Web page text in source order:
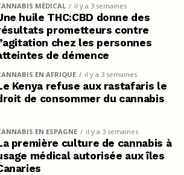
MÉDICAL il y a 3 semaines
huile THC:CBD donne des
prometteurs contre
chez les personnes
de démence
EN AFRIQUE il y a 3 semaines
Kenya refuse aux rastafaris le
de consommer du cannabis
EN ESPAGNE il y a 3 semaines
première culture de cannabis à
médical autorisée aux îles